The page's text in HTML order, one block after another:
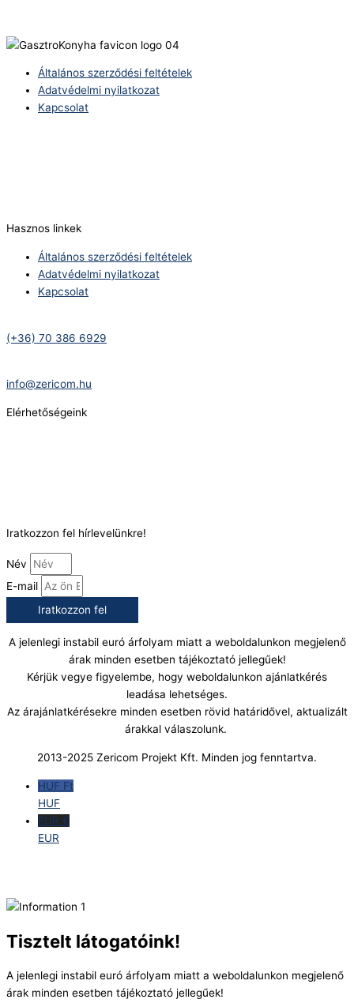
Általános szerződési feltételek
Adatvédelmi nyilatkozat
Kapcsolat
Hasznos linkek
Általános szerződési feltételek
Adatvédelmi nyilatkozat
Kapcsolat
(+36) 70 386 6929
info@zericom.hu
Elérhetőségeink
Iratkozzon fel hírlevelünkre!
Név
E-mail
Iratkozzon fel
A jelenlegi instabil euró árfolyam miatt a weboldalunkon megjelenő
árak minden esetben tájékoztató jellegűek!
Kérjük vegye figyelembe, hogy weboldalunkon ajánlatkérés
leadása lehetséges.
Az árajánlatkérésekre minden esetben rövid határidővel, aktualizált
árakkal válaszolunk.
2013-2025 Zericom Projekt Kft. Minden jog fenntartva.
HUF Ft
HUF
EUR €
EUR
Tisztelt látogatóink!
A jelenlegi instabil euró árfolyam miatt a weboldalunkon megjelenő
árak minden esetben tájékoztató jellegűek!